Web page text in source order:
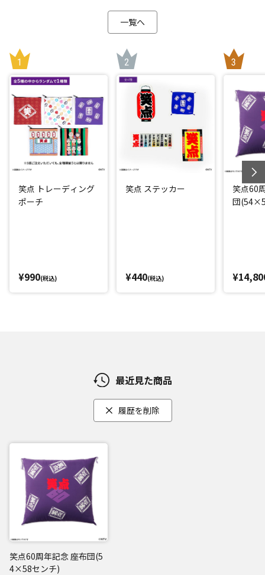
一覧へ
笑点 トレーディング
ポーチ
¥990(税込)
笑点 ステッカー
¥440(税込)
笑点60
団
最近見た商品
履歴を削除
笑点60周年記念 座布団(5
4×58センチ)